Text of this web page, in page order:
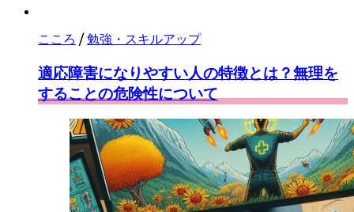
こころ /勉強・スキルアップ
適応障害になりやすい人の特徴とは？無理を
することの危険性について